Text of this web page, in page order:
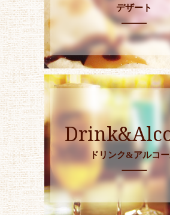
デザート
ドリンク&アルコ